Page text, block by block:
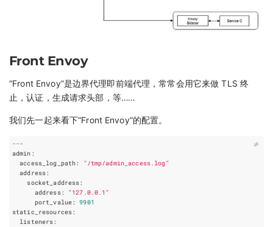
Front Envoy
“Front Envoy”是边界代理即前端代理，常常会用它来做 TLS 终
止，认证，生成请求头部，等……
我们先一起来看下“Front Envoy”的配置。
---
admin :
access_log_path:
"/tmp/admin_access.log"
address:
socket_address:
address:
"127.0.0.1"
port_value:
9901
static_resources:
listeners: